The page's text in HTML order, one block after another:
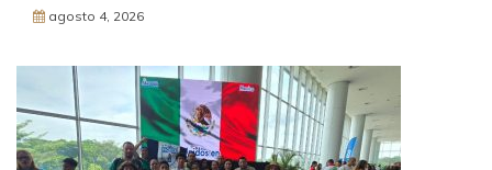
agosto 4, 2026